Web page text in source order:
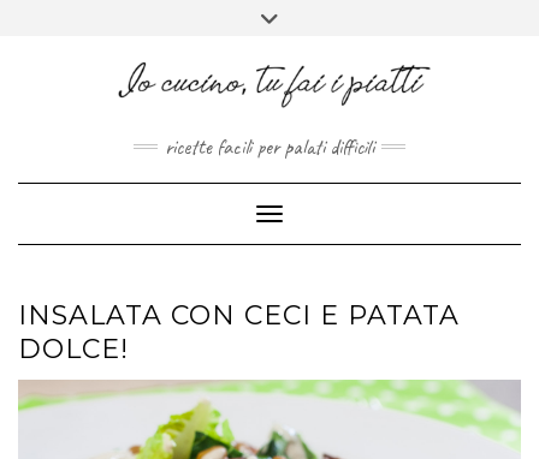
FACEBOOK
PINTEREST
INSTAGRAM
ricette facili per palati difficili
Toggle Navigation
INSALATA CON CECI E PATATA
DOLCE!